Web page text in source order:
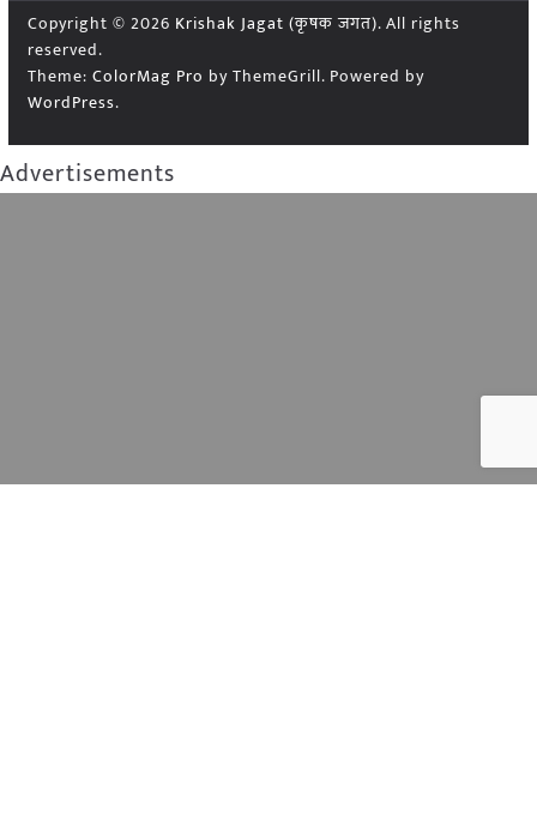
Copyright © 2026 Krishak Jagat (कृषक जगत). All rights
reserved.
Theme: ColorMag Pro by ThemeGrill. Powered by
WordPress.
Advertisements